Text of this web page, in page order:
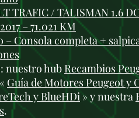
TRAFIC / TALISMAN 1.6
– 71.021 KM
Consola completa +
nuestro hub Recambios
Guía de Motores Peugeot y
y BlueHDi » y nuestra
.